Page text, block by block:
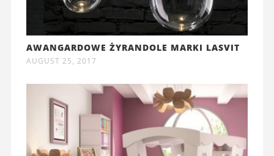
AWANGARDOWE ŻYRANDOLE MARKI LASVIT
AUGUST 25, 2017